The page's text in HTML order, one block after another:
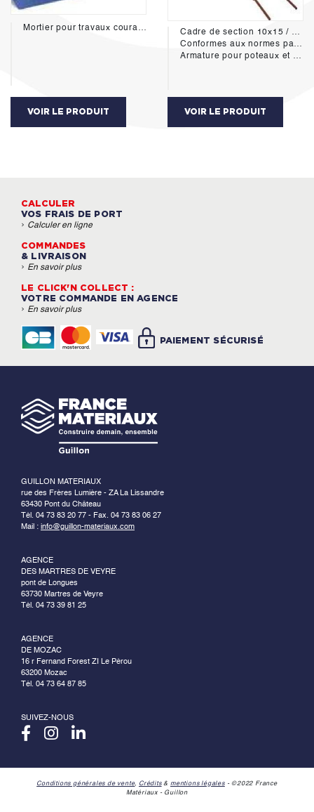
Mortier pour travaux courants de maçonnerie:
VOIR LE PRODUIT
Cadre de section 10x15 / 4 aciers HA10 / Lg=6m00
Conformes aux normes parasismiques de la zone 1B
Armature pour poteaux et linteaux en béton armé
VOIR LE PRODUIT
CALCULER
VOS FRAIS DE PORT
› Calculer en ligne
COMMANDES
& LIVRAISON
› En savoir plus
LE CLICK'N COLLECT :
VOTRE COMMANDE EN AGENCE
› En savoir plus
PAIEMENT SÉCURISÉ
GUILLON MATERIAUX
rue des Frères Lumière - ZA La Lissandre
63430 Pont du Château
Tél. 04 73 83 20 77 - Fax. 04 73 83 06 27
Mail : info@guillon-materiaux.com
AGENCE
DES MARTRES DE VEYRE
pont de Longues
63730 Martres de Veyre
Tél. 04 73 39 81 25
AGENCE
DE MOZAC
16 r Fernand Forest ZI Le Pérou
63200 Mozac
Tél. 04 73 64 87 85
SUIVEZ-NOUS
Conditions générales de vente, Crédits& mentions légales- ©2022 France
Matériaux - Guillon